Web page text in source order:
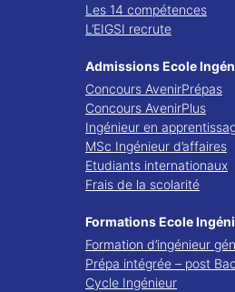
Les 14 compétences
L’EIGSI recrute
Admissions Ecole
Concours AvenirPrépas
Concours AvenirPlus
Ingénieur en
MSc Ingénieur d’affaires
Etudiants internationaux
Frais de la scolarité
Formations Ecole
Formation d’ingénieur
Prépa intégrée – post Bac
Cycle Ingénieur